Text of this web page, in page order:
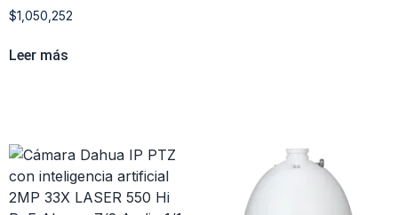
$1,050,252
Leer más